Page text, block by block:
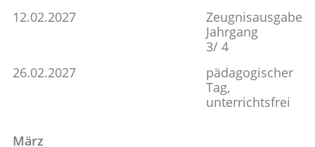
12.02.2027
Zeugnisausgabe
Jahrgang
3/ 4
26.02.2027
pädagogischer
Tag,
unterrichtsfrei
März